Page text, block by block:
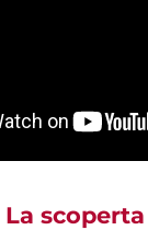
La